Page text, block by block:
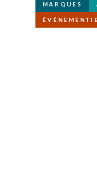
MARQUES